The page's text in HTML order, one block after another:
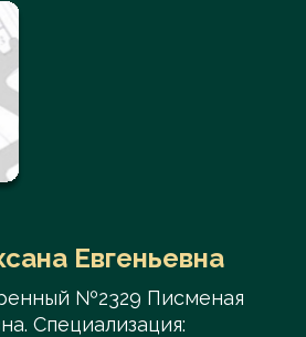
Евгеньевна
№2329 Писменая
Специализация: